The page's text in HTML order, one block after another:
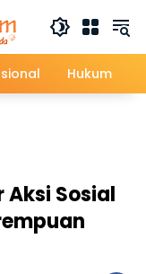
Hukum
Aksi Sosial